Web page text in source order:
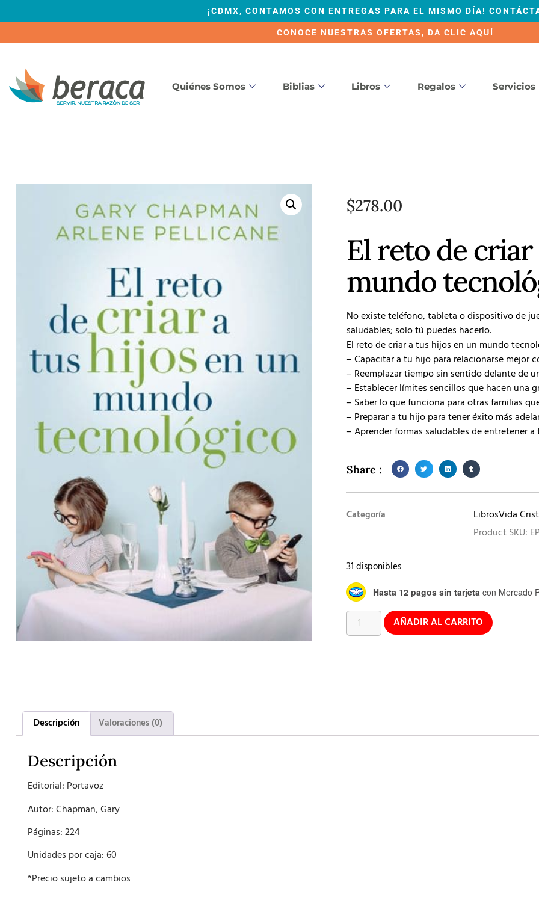
¡CDMX, CONTAMOS CON ENTREGAS PARA EL MISMO DÍA!
CONOCE NUESTRAS OFERTAS, DA CLIC AQUÍ
Quiénes Somos Biblias Libros Regalos Servicios
$278.00
El reto de
mundo
No existe teléfono, tableta o dispositivo de
saludables; solo tú puedes hacerlo.
El reto de criar a tus hijos en un mundo
– Capacitar a tu hijo para relacionarse mejor
– Reemplazar tiempo sin sentido delante de
– Establecer límites sencillos que hacen una
– Saber lo que funciona para otras familias
– Preparar a tu hijo para tener éxito más
– Aprender formas saludables de entretener
Share :
Categoría LibrosVida
Product SKU:
31 disponibles
Hasta 12 pagos sin tarjeta con Mercado
AÑADIR AL CARRITO
Descripción Valoraciones (0)
Descripción
Editorial: Portavoz
Autor: Chapman, Gary
Páginas: 224
Unidades por caja: 60
*Precio sujeto a cambios